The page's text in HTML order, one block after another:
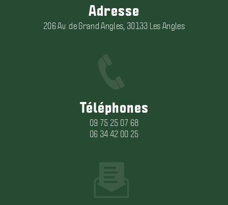
Adresse
206 Av. de Grand Angles, 30133 Les Angles
Téléphones
09 75 25 07 68
06 34 42 00 25